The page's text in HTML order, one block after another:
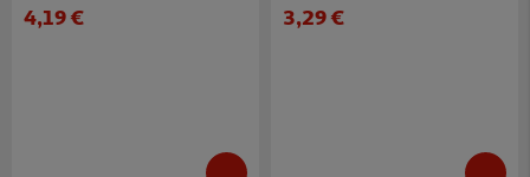
4,19 € 3,29 €